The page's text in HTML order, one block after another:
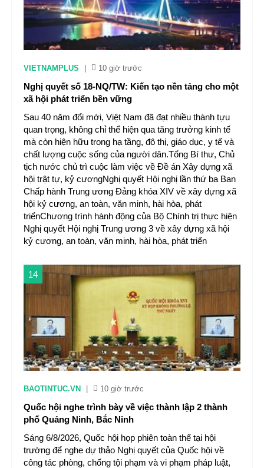
VIETNAMPLUS 10 giờ trước
Nghị quyết số 18-NQ/TW: Kiến tạo nền tảng cho một
xã hội phát triển bền vững
Sau 40 năm đổi mới, Việt Nam đã đạt nhiều thành tựu
quan trọng, không chỉ thể hiện qua tăng trưởng kinh tế
mà còn hiện hữu trong hạ tầng, đô thị, giáo dục, y tế và
chất lượng cuộc sống của người dân.Tổng Bí thư, Chủ
tịch nước chủ trì cuộc làm việc về Đề án Xây dựng xã
hội trật tự, kỷ cươngNghị quyết Hội nghị lần thứ ba Ban
Chấp hành Trung ương Đảng khóa XIV về xây dựng xã
hội kỷ cương, an toàn, văn minh, hài hòa, phát
triểnChương trình hành động của Bộ Chính trị thực hiện
Nghị quyết Hội nghị Trung ương 3 về xây dựng xã hội
kỷ cương, an toàn, văn minh, hài hòa, phát triển
14
BAOTINTUC.VN 10 giờ trước
Quốc hội nghe trình bày về việc thành lập 2 thành
phố Quảng Ninh, Bắc Ninh
Sáng 6/8/2026, Quốc hội họp phiên toàn thể tại hội
trường để nghe dự thảo Nghị quyết của Quốc hội về
công tác phòng, chống tội phạm và vi phạm pháp luật,